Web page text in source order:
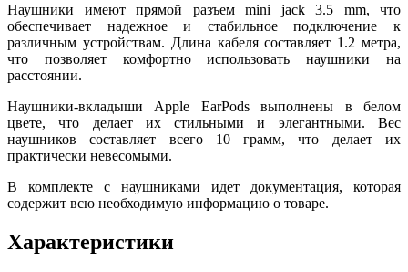
Наушники имеют прямой разъем mini jack 3.5 mm, что
обеспечивает надежное и стабильное подключение к
различным устройствам. Длина кабеля составляет 1.2 метра,
что позволяет комфортно использовать наушники на
расстоянии.
Наушники-вкладыши Apple EarPods выполнены в белом
цвете, что делает их стильными и элегантными. Вес
наушников составляет всего 10 грамм, что делает их
практически невесомыми.
В комплекте с наушниками идет документация, которая
содержит всю необходимую информацию о товаре.
Характеристики